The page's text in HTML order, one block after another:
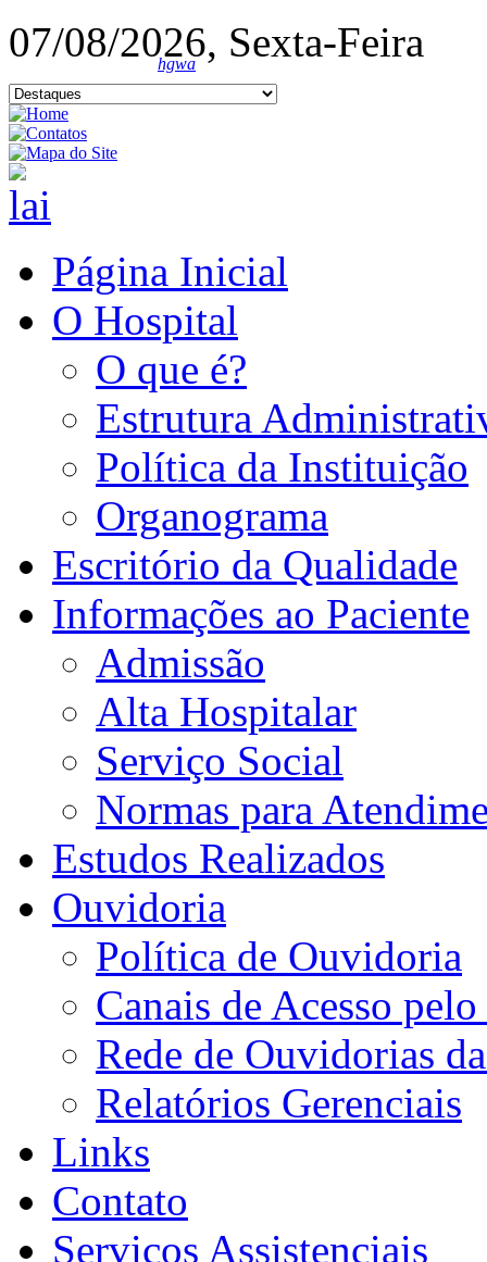
07/08/2026, Sexta-Feira
hgwa
Página Inicial
O Hospital
O que é?
Estrutura
Política da Instituição
Organograma
Escritório da Qualidade
Informações ao Paciente
Admissão
Alta Hospitalar
Serviço Social
Normas para
Estudos Realizados
Ouvidoria
Política de Ouvidoria
Canais de Acesso
Rede de Ouvidorias
Relatórios Gerenciais
Links
Contato
Serviços Assistenciais